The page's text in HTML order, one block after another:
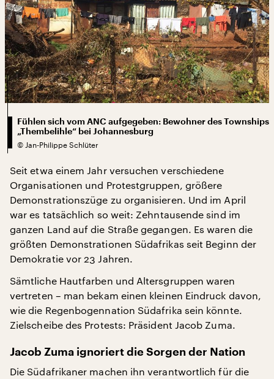
Fühlen sich vom ANC aufgegeben: Bewohner des Townships
„Thembelihle“ bei Johannesburg
© Jan-Philippe Schlüter
Seit etwa einem Jahr versuchen verschiedene
Organisationen und Protestgruppen, größere
Demonstrationszüge zu organisieren. Und im April
war es tatsächlich so weit: Zehntausende sind im
ganzen Land auf die Straße gegangen. Es waren die
größten Demonstrationen Südafrikas seit Beginn der
Demokratie vor 23 Jahren.
Sämtliche Hautfarben und Altersgruppen waren
vertreten – man bekam einen kleinen Eindruck davon,
wie die Regenbogennation Südafrika sein könnte.
Zielscheibe des Protests: Präsident Jacob Zuma.
Jacob Zuma ignoriert die Sorgen der Nation
Die Südafrikaner machen ihn verantwortlich für die